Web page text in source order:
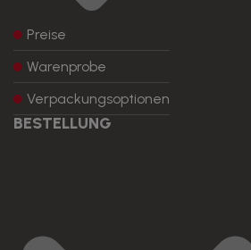
Preise
Warenprobe
Verpackungsoptionen
BESTELLUNG